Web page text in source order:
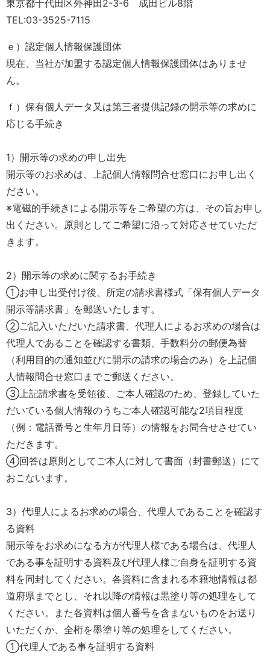
東京都千代田区外神田2-3-6 成田ビル8階
TEL:03-3525-7115
ｅ）認定個人情報保護団体
現在、当社が加盟する認定個人情報保護団体はありませ
ん。
ｆ）保有個人データ又は第三者提供記録の開示等の求めに
応じる手続き
1）開示等の求めの申し出先
開示等のお求めは、上記個人情報問合せ窓口にお申し出く
ださい。
※電磁的手続きによる開示等をご希望の方は、その旨お申し
出ください。原則としてご希望に沿って対応させていただ
きます。
2）開示等の求めに関するお手続き
①お申し出受付け後、所定の請求書様式「保有個人データ
開示等請求書」を郵送いたします。
②ご記入いただいた請求書、代理人によるお求めの場合は
代理人であることを確認する書類、手数料分の郵便為替
（利用目的の通知並びに開示の請求の場合のみ）を上記個
人情報問合せ窓口までご郵送ください。
③上記請求書を受領後、ご本人確認のため、登録していた
だいている個人情報のうちご本人確認可能な2項目程度
（例：電話番号と生年月日等）の情報をお問合せさせてい
ただきます。
④回答は原則としてご本人に対して書面（封書郵送）にて
おこないます。
3）代理人によるお求めの場合、代理人であることを確認す
る資料
開示等をお求めになる方が代理人様である場合は、代理人
である事を証明する資料及び代理人様ご自身を証明する資
料を同封してください。各資料に含まれる本籍地情報は都
道府県までとし、それ以降の情報は黒塗り等の処理をして
ください。また各資料は個人番号を含まないものをお送り
いただくか、全桁を墨塗り等の処理をしてください。
①代理人である事を証明する資料